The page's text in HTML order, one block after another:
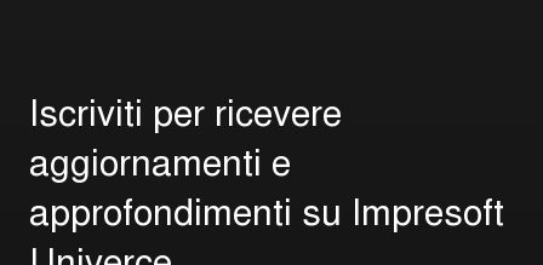
Iscriviti per ricevere
aggiornamenti e
approfondimenti su Impresoft